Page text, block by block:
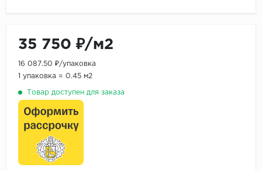
35 750 ₽/м2
16 087.50 ₽/упаковка
1 упаковка = 0.45 м2
Товар доступен для заказа